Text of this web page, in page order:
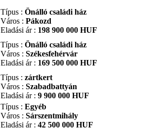
Típus : Önálló családi ház
Város : Pákozd
Eladási ár : 198 900 000 HUF
Típus : Önálló családi ház
Város : Székesfehérvár
Eladási ár : 169 500 000 HUF
Típus : zártkert
Város : Szabadbattyán
Eladási ár : 9 900 000 HUF
Típus : Egyéb
Város : Sárszentmihály
Eladási ár : 42 500 000 HUF